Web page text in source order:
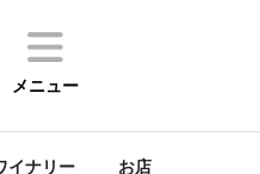
メニュー
イナリー お店